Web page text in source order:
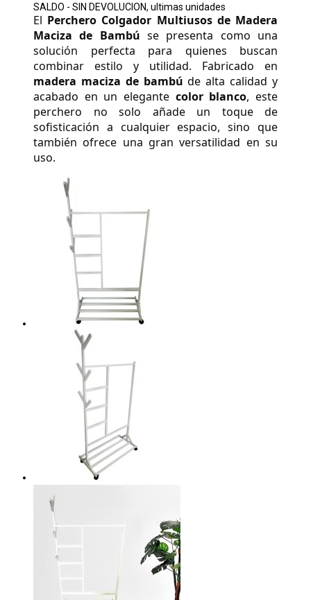
SALDO - SIN DEVOLUCION, ultimas unidades
El Perchero Colgador Multiusos de Madera
Maciza de Bambú se presenta como una
solución perfecta para quienes buscan
madera maciza de bambú de alta calidad y
acabado en un elegante color blanco, este
perchero no solo añade un toque de
sofisticación a cualquier espacio, sino que
también ofrece una gran versatilidad en su
uso.